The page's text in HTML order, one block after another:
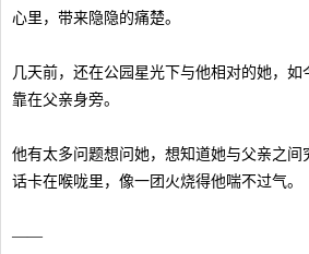
心里，带来隐隐的痛楚。
几天前，还在公园星光下与他相对的她，
靠在父亲身旁。
他有太多问题想问她，想知道她与父亲之间
话卡在喉咙里，像一团火烧得他喘不过气。
——